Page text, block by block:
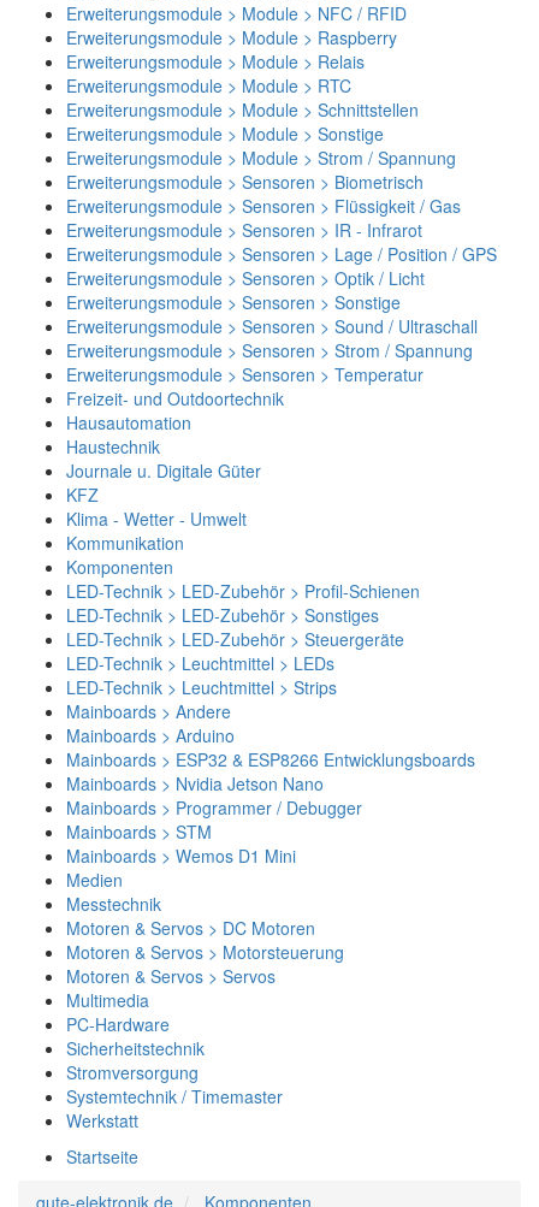
Erweiterungsmodule > Module > NFC / RFID
Erweiterungsmodule > Module > Raspberry
Erweiterungsmodule > Module > Relais
Erweiterungsmodule > Module > RTC
Erweiterungsmodule > Module > Schnittstellen
Erweiterungsmodule > Module > Sonstige
Erweiterungsmodule > Module > Strom / Spannung
Erweiterungsmodule > Sensoren > Biometrisch
Erweiterungsmodule > Sensoren > Flüssigkeit / Gas
Erweiterungsmodule > Sensoren > IR - Infrarot
Erweiterungsmodule > Sensoren > Lage / Position / GPS
Erweiterungsmodule > Sensoren > Optik / Licht
Erweiterungsmodule > Sensoren > Sonstige
Erweiterungsmodule > Sensoren > Sound / Ultraschall
Erweiterungsmodule > Sensoren > Strom / Spannung
Erweiterungsmodule > Sensoren > Temperatur
Freizeit- und Outdoortechnik
Hausautomation
Haustechnik
Journale u. Digitale Güter
KFZ
Klima - Wetter - Umwelt
Kommunikation
Komponenten
LED-Technik > LED-Zubehör > Profil-Schienen
LED-Technik > LED-Zubehör > Sonstiges
LED-Technik > LED-Zubehör > Steuergeräte
LED-Technik > Leuchtmittel > LEDs
LED-Technik > Leuchtmittel > Strips
Mainboards > Andere
Mainboards > Arduino
Mainboards > ESP32 & ESP8266 Entwicklungsboards
Mainboards > Nvidia Jetson Nano
Mainboards > Programmer / Debugger
Mainboards > STM
Mainboards > Wemos D1 Mini
Medien
Messtechnik
Motoren & Servos > DC Motoren
Motoren & Servos > Motorsteuerung
Motoren & Servos > Servos
Multimedia
PC-Hardware
Sicherheitstechnik
Stromversorgung
Systemtechnik / Timemaster
Werkstatt
Startseite
gute-elektronik.de
Komponenten